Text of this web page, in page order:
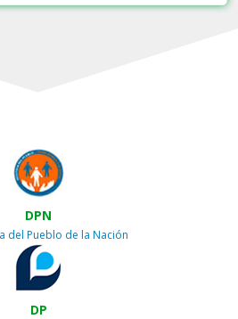
DPN
del Pueblo de la Nación
DP